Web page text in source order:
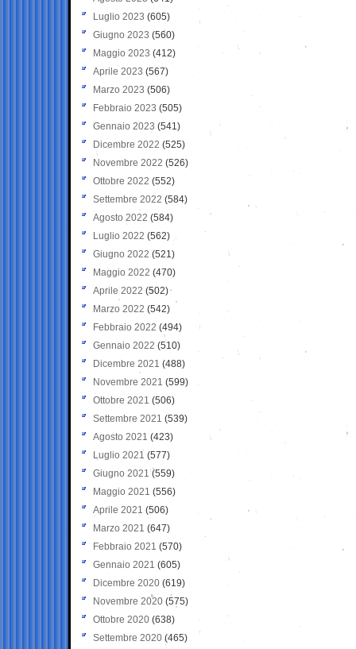
Luglio 2023 (605)
Giugno 2023 (560)
Maggio 2023 (412)
Aprile 2023 (567)
Marzo 2023 (506)
Febbraio 2023 (505)
Gennaio 2023 (541)
Dicembre 2022 (525)
Novembre 2022 (526)
Ottobre 2022 (552)
Settembre 2022 (584)
Agosto 2022 (584)
Luglio 2022 (562)
Giugno 2022 (521)
Maggio 2022 (470)
Aprile 2022 (502)
Marzo 2022 (542)
Febbraio 2022 (494)
Gennaio 2022 (510)
Dicembre 2021 (488)
Novembre 2021 (599)
Ottobre 2021 (506)
Settembre 2021 (539)
Agosto 2021 (423)
Luglio 2021 (577)
Giugno 2021(559)
Maggio 2021 (556)
Aprile 2021 (506)
Marzo 2021 (647)
Febbraio 2021 (570)
Gennaio 2021 (605)
Dicembre 2020 (619)
Novembre 2020 (575)
Ottobre 2020 (638)
Settembre 2020(465)